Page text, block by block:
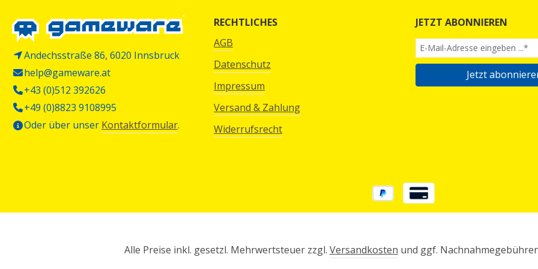
Andechsstraße 86, 6020 Innsbruck
help@gameware.at
+43 (0)512 392626
+49 (0)8823 9108995
Oder über unser Kontaktformular.
RECHTLICHES
AGB
Datenschutz
Impressum
Versand & Zahlung
Widerrufsrecht
JETZT ABONNIEREN
Jetzt
Alle Preise inkl. gesetzl. Mehrwertsteuer zzgl. Versandkosten und ggf.